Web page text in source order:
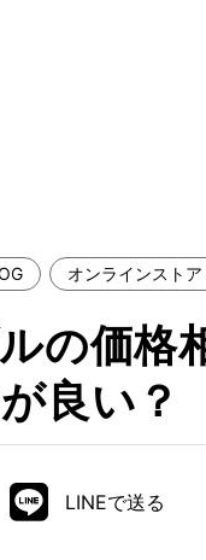
青山プレ
新宿ギャ
レジンギ
横浜ギャ
オンラインスト
の価格
良い？
LINEで送る